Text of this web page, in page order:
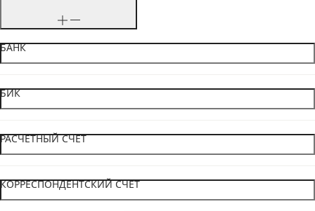
БАНК
БИК
РАСЧЕТНЫЙ СЧЕТ
КОРРЕСПОНДЕНТСКИЙ СЧЕТ